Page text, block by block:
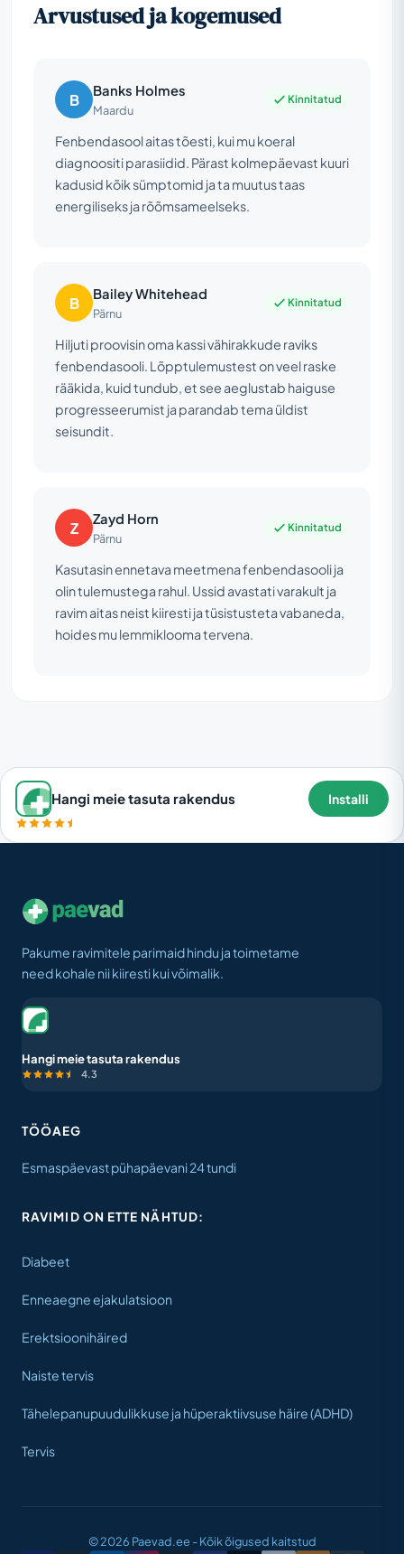
Arvustused ja kogemused
B Banks Holmes
Maardu
Kinnitatud
Fenbendasool aitas tõesti, kui mu koeral
diagnoositi parasiidid. Pärast kolmepäevast kuuri
kadusid kõik sümptomid ja ta muutus taas
energiliseks ja rõõmsameelseks.
B Bailey Whitehead
Pärnu
Kinnitatud
Hiljuti proovisin oma kassi vähirakkude raviks
fenbendasooli. Lõpptulemustest on veel raske
rääkida, kuid tundub, et see aeglustab haiguse
progresseerumist ja parandab tema üldist
seisundit.
Z Zayd Horn
Pärnu
Kinnitatud
Kasutasin ennetava meetmena fenbendasooli ja
olin tulemustega rahul. Ussid avastati varakult ja
ravim aitas neist kiiresti ja tüsistusteta vabaneda,
hoides mu lemmiklooma tervena.
Hangi meie tasuta rakendus Installi
Pakume ravimitele parimaid hindu ja toimetame
need kohale nii kiiresti kui võimalik.
Hangi meie tasuta rakendus
4.3
TÖÖAEG
Esmaspäevast pühapäevani 24 tundi
RAVIMID ON ETTE NÄHTUD:
Diabeet
Enneaegne ejakulatsioon
Erektsioonihäired
Naiste tervis
Tähelepanupuudulikkuse ja hüperaktiivsuse häire (ADHD)
Tervis
© 2026 Paevad.ee - Kõik õigused kaitstud